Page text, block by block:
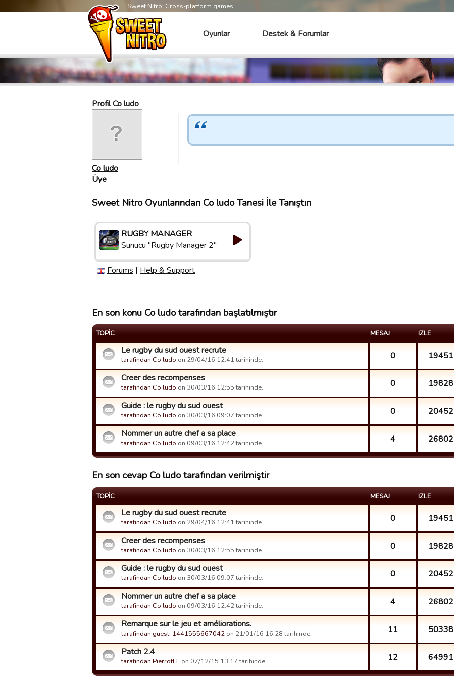
Sweet Nitro: Cross-platform games
Oyunlar Destek & Forumlar
Profil Co ludo
Co ludo
Üye
Sweet Nitro Oyunlarından Co ludo Tanesi İle Tanıştın
RUGBY MANAGER
Sunucu "Rugby Manager 2"
Forums | Help & Support
En son konu Co ludo tarafından başlatılmıştır
TOPIC MESAJ IZLE
Le rugby du sud ouest recrute
tarafindan Co ludo on 29/04/16 12:41 tarihinde. 0 19451
Creer des recompenses
tarafindan Co ludo on 30/03/16 12:55 tarihinde. 0 19828
Guide : le rugby du sud ouest
tarafindan Co ludo on 30/03/16 09:07 tarihinde. 0 20452
Nommer un autre chef a sa place
tarafindan Co ludo on 09/03/16 12:42 tarihinde. 4 26802
En son cevap Co ludo tarafından verilmiştir
TOPIC MESAJ IZLE
Le rugby du sud ouest recrute
tarafindan Co ludo on 29/04/16 12:41 tarihinde. 0 19451
Creer des recompenses
tarafindan Co ludo on 30/03/16 12:55 tarihinde. 0 19828
Guide : le rugby du sud ouest
tarafindan Co ludo on 30/03/16 09:07 tarihinde. 0 20452
Nommer un autre chef a sa place
tarafindan Co ludo on 09/03/16 12:42 tarihinde. 4 26802
Remarque sur le jeu et améliorations.
tarafindan guest_1441555667042 on 21/01/16 16:28 tarihinde. 11 50338
Patch 2.4
tarafindan PierrotLL on 07/12/15 13:17 tarihinde. 12 64991